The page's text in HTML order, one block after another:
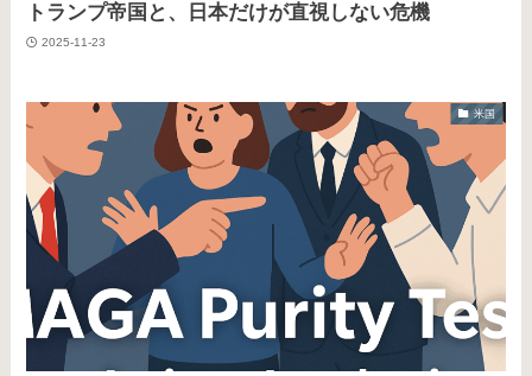
トランプ帝国と、日本だけが直視しない危機
2025-11-23
米国